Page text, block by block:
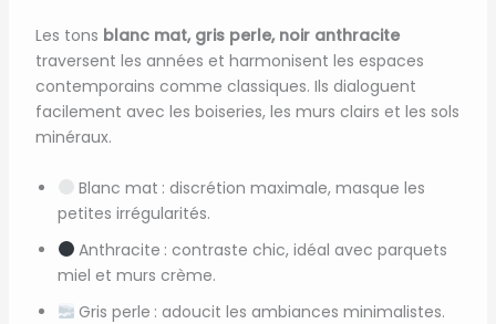
Les tons blanc mat, gris perle, noir anthracite
traversent les années et harmonisent les espaces
contemporains comme classiques. Ils dialoguent
facilement avec les boiseries, les murs clairs et les sols
minéraux.
Blanc mat : discrétion maximale, masque les
petites irrégularités.
Anthracite : contraste chic, idéal avec parquets
miel et murs crème.
Gris perle : adoucit les ambiances minimalistes.